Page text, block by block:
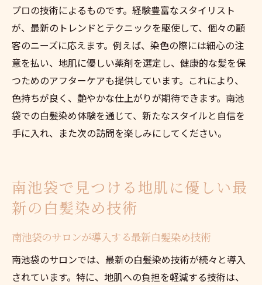
プロの技術によるものです。経験豊富なスタイリスト
が、最新のトレンドとテクニックを駆使して、個々の顧
客のニーズに応えます。例えば、染色の際には細心の注
意を払い、地肌に優しい薬剤を選定し、健康的な髪を保
つためのアフターケアも提供しています。これにより、
色持ちが良く、艶やかな仕上がりが期待できます。南池
袋での白髪染め体験を通じて、新たなスタイルと自信を
手に入れ、また次の訪問を楽しみにしてください。
南池袋で見つける地肌に優しい最
新の白髪染め技術
南池袋のサロンが導入する最新白髪染め技術
南池袋のサロンでは、最新の白髪染め技術が続々と導入
されています。特に、地肌への負担を軽減する技術は、